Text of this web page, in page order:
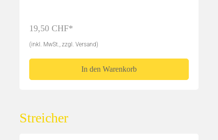
19,50 CHF*
(inkl. MwSt., zzgl. Versand)
In den Warenkorb
Streicher